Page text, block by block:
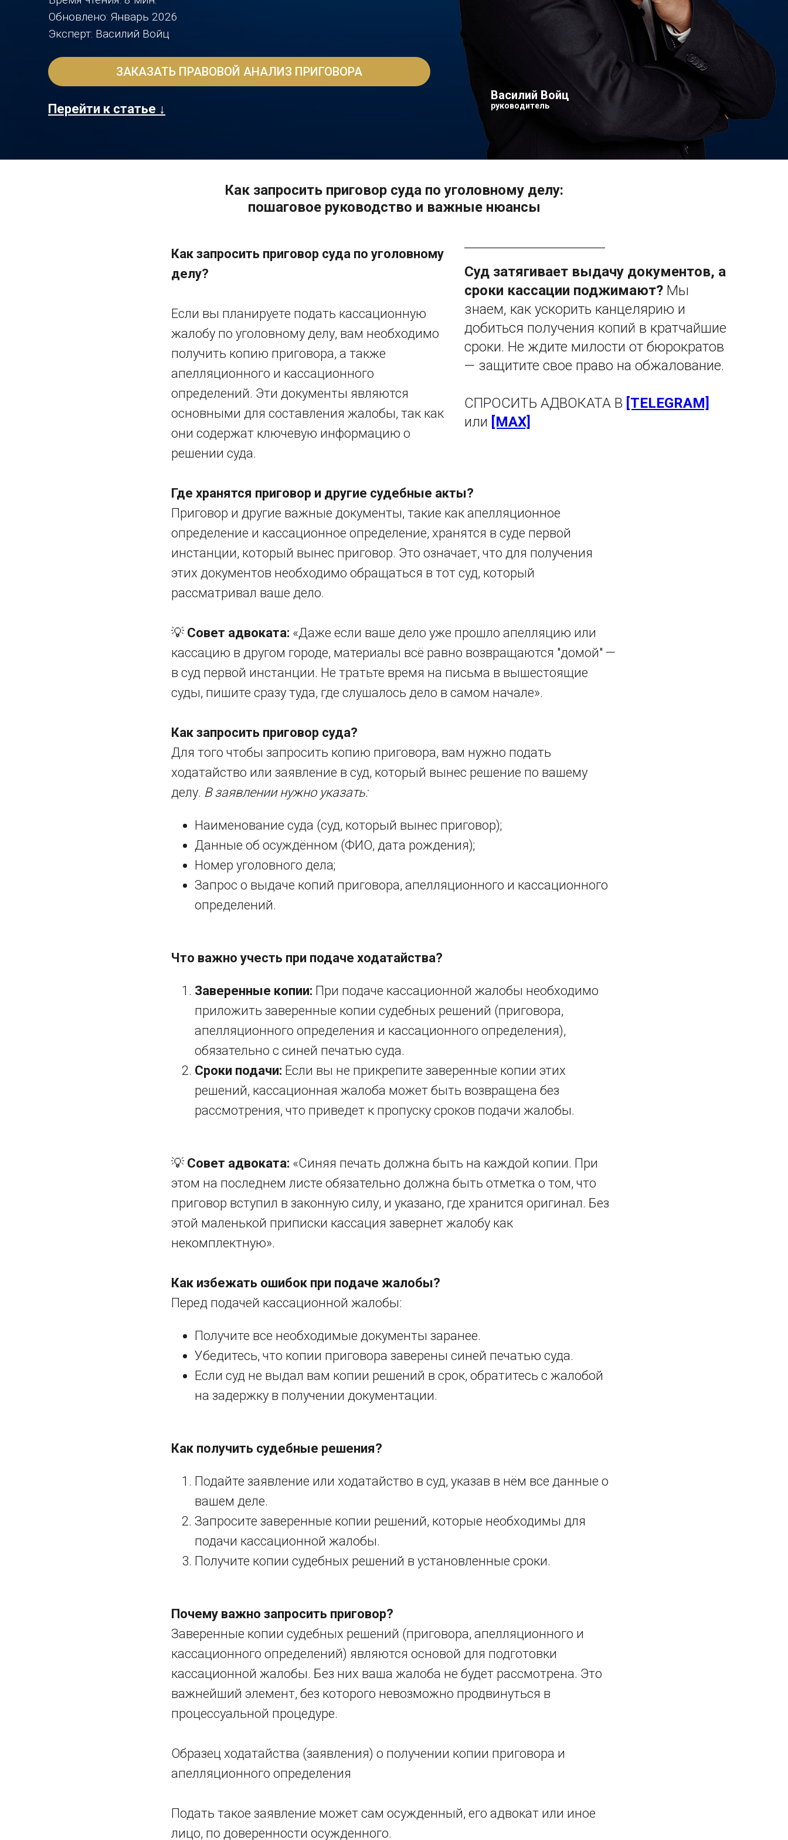
Обновлено: Январь 2026
Эксперт: Василий Войц
ЗАКАЗАТЬ ПРАВОВОЙ АНАЛИЗ ПРИГОВОРА
Перейти к статье ↓
Василий Войц
руководитель
Как запросить приговор суда по уголовному делу:
пошаговое руководство и важные нюансы
Суд затягивает выдачу документов, а
сроки кассации поджимают? Мы
знаем, как ускорить канцелярию и
добиться получения копий в кратчайшие
сроки. Не ждите милости от бюрократов
— защитите свое право на обжалование.
СПРОСИТЬ АДВОКАТА В [TELEGRAM]
или [MAX]
Как запросить приговор суда по уголовному
делу?
Если вы планируете подать кассационную
жалобу по уголовному делу, вам необходимо
получить копию приговора, а также
апелляционного и кассационного
определений. Эти документы являются
основными для составления жалобы, так как
они содержат ключевую информацию о
решении суда.
Где хранятся приговор и другие судебные акты?
Приговор и другие важные документы, такие как апелляционное
определение и кассационное определение, хранятся в суде первой
инстанции, который вынес приговор. Это означает, что для получения
этих документов необходимо обращаться в тот суд, который
рассматривал ваше дело.
💡 Совет адвоката: «Даже если ваше дело уже прошло апелляцию или
кассацию в другом городе, материалы всё равно возвращаются "домой" —
в суд первой инстанции. Не тратьте время на письма в вышестоящие
суды, пишите сразу туда, где слушалось дело в самом начале».
Как запросить приговор суда?
Для того чтобы запросить копию приговора, вам нужно подать
ходатайство или заявление в суд, который вынес решение по вашему
делу. В заявлении нужно указать:
Наименование суда (суд, который вынес приговор);
Данные об осуждённом (ФИО, дата рождения);
Номер уголовного дела;
Запрос о выдаче копий приговора, апелляционного и кассационного
определений.
Что важно учесть при подаче ходатайства?
Заверенные копии: При подаче кассационной жалобы необходимо
приложить заверенные копии судебных решений (приговора,
апелляционного определения и кассационного определения),
обязательно с синей печатью суда.
Сроки подачи: Если вы не прикрепите заверенные копии этих
решений, кассационная жалоба может быть возвращена без
рассмотрения, что приведет к пропуску сроков подачи жалобы.
💡 Совет адвоката: «Синяя печать должна быть на каждой копии. При
этом на последнем листе обязательно должна быть отметка о том, что
приговор вступил в законную силу, и указано, где хранится оригинал. Без
этой маленькой приписки кассация завернет жалобу как
некомплектную».
Как избежать ошибок при подаче жалобы?
Перед подачей кассационной жалобы:
Получите все необходимые документы заранее.
Убедитесь, что копии приговора заверены синей печатью суда.
Если суд не выдал вам копии решений в срок, обратитесь с жалобой
на задержку в получении документации.
Как получить судебные решения?
Подайте заявление или ходатайство в суд, указав в нём все данные о
вашем деле.
Запросите заверенные копии решений, которые необходимы для
подачи кассационной жалобы.
Получите копии судебных решений в установленные сроки.
Почему важно запросить приговор?
Заверенные копии судебных решений (приговора, апелляционного и
кассационного определений) являются основой для подготовки
кассационной жалобы. Без них ваша жалоба не будет рассмотрена. Это
важнейший элемент, без которого невозможно продвинуться в
процессуальной процедуре.
Образец ходатайства (заявления) о получении копии приговора и
апелляционного определения
Подать такое заявление может сам осужденный, его адвокат или иное
лицо, по доверенности осужденного.